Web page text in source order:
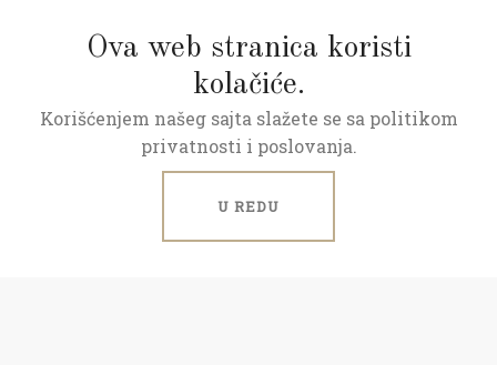
Ova web stranica koristi
kolačiće.
Korišćenjem našeg sajta slažete se sa politikom
privatnosti i poslovanja.
U REDU
Adresa
Dositejeva 9, Trg republike
Radno vreme
Ponedeljak - petak: 09 - 20h